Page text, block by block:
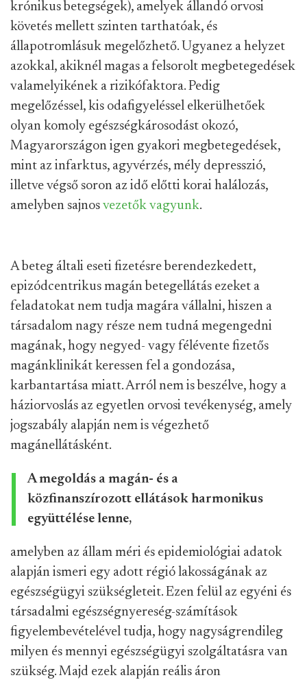
krónikus betegségek), amelyek állandó orvosi
követés mellett szinten tarthatóak, és
állapotromlásuk megelőzhető. Ugyanez a helyzet
azokkal, akiknél magas a felsorolt megbetegedések
valamelyikének a rizikófaktora. Pedig
megelőzéssel, kis odafigyeléssel elkerülhetőek
olyan komoly egészségkárosodást okozó,
Magyarországon igen gyakori megbetegedések,
mint az infarktus, agyvérzés, mély depresszió,
illetve végső soron az idő előtti korai halálozás,
amelyben sajnos vezetők vagyunk.
A beteg általi eseti fizetésre berendezkedett,
epizódcentrikus magán betegellátás ezeket a
feladatokat nem tudja magára vállalni, hiszen a
társadalom nagy része nem tudná megengedni
magának, hogy negyed- vagy félévente fizetős
magánklinikát keressen fel a gondozása,
karbantartása miatt. Arról nem is beszélve, hogy a
háziorvoslás az egyetlen orvosi tevékenység, amely
jogszabály alapján nem is végezhető
magánellátásként.
A megoldás a magán- és a
közfinanszírozott ellátások harmonikus
együttélése lenne,
amelyben az állam méri és epidemiológiai adatok
alapján ismeri egy adott régió lakosságának az
egészségügyi szükségleteit. Ezen felül az egyéni és
társadalmi egészségnyereség-számítások
figyelembevételével tudja, hogy nagyságrendileg
milyen és mennyi egészségügyi szolgáltatásra van
szükség. Majd ezek alapján reális áron